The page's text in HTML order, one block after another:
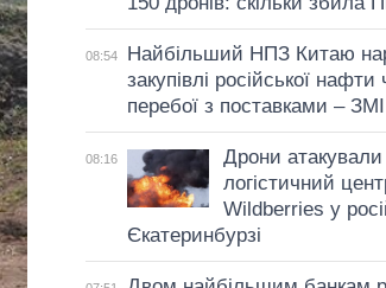
08:54
Найбільший НПЗ Китаю
закупівлі російської нафти
перебої з поставками – ЗМІ
08:16
Дрони атакували
логістичний
Wildberries у
Єкатеринбурзі